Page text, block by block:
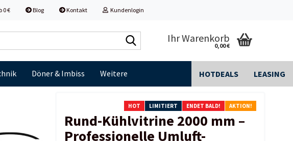
0 € Blog Kontakt Kundenlogin
durchsuchen...
Ihr Warenkorb
0,00 €
Döner & Imbiss HOTDEALS LEASING
Weitere
HOT LIMITIERT ENDET BALD! AKTION!
Rund-Kühlvitrine 2000 mm –
Professionelle Umluft-